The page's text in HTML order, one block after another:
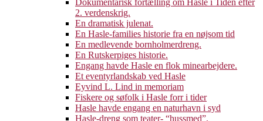
Dokumentarisk fortælling om Hasle i Tiden efter
2. verdenskrig.
En dramatisk julenat.
En Hasle-families historie fra en nøjsom tid
En medlevende bornholmerdreng.
En Rutskerpiges historie.
Engang havde Hasle en flok minearbejdere.
Et eventyrlandskab ved Hasle
Eyvind L. Lind in memoriam
Fiskere og søfolk i Hasle forr i tider
Hasle havde engang en naturhavn i syd
Hasle-dreng som teater- “hussmed”.